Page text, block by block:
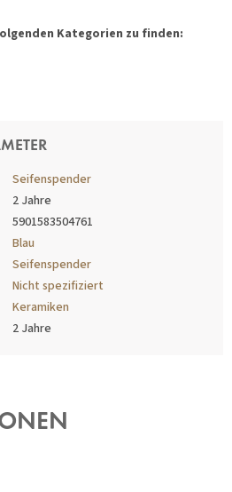
Kategorien zu finden:
Seifenspender
2 Jahre
5901583504761
Blau
Seifenspender
Nicht spezifiziert
Keramiken
2 Jahre